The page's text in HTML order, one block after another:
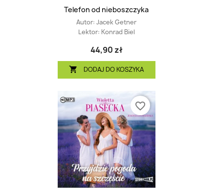
Telefon od nieboszczyka
Autor: Jacek Getner
Lektor: Konrad Biel
44,90 zł
 DODAJ DO KOSZYKA
favorite_border